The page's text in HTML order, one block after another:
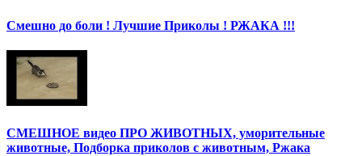
Смешно до боли ! Лучшие Приколы ! РЖАКА !!!
СМЕШНОЕ видео ПРО ЖИВОТНЫХ, уморительные
животные, Подборка приколов с животным, Ржака